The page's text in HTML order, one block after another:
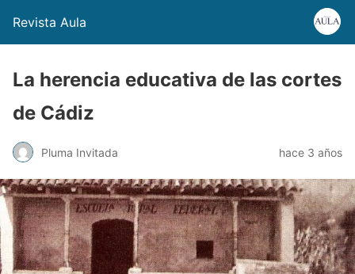
Revista Aula
La herencia educativa de las cortes
de Cádiz
Pluma Invitada hace 3 años